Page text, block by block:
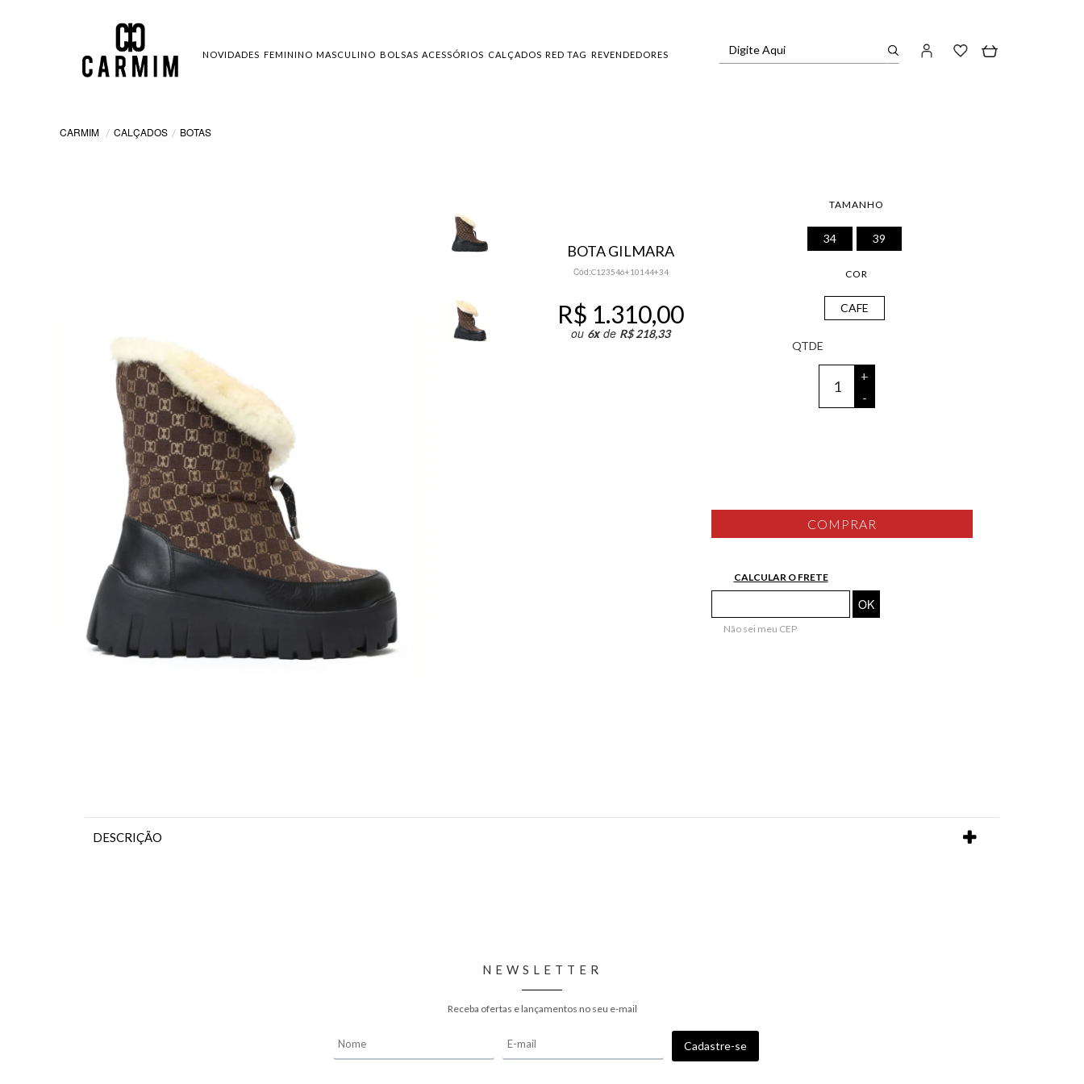
NOVIDADES FEMININO MASCULINO BOLSAS ACESSÓRIOS CALÇADOS RED TAG REVENDEDORES
CARMIM CALÇADOS BOTAS
BOTA GILMARA
Cód:C123546+10144+34
R$ 1.310,00
ou 6xde R$ 218,33
TAMANHO
34 39
COR
CAFE
+
-
COMPRAR
CALCULAR O FRETE
Não sei meu CEP
DESCRIÇÃO
NEWSLETTER
Receba ofertas e lançamentos no seu e-mail